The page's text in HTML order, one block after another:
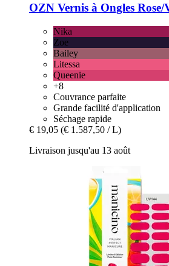
OZN Vernis à Ongles
Nika
Zoe
Bailey
Litessa
Queenie
+8
Couvrance parfaite
Grande facilité d'application
Séchage rapide
€ 19,05 (€ 1.587,50 / L)
Livraison jusqu'au 13 août